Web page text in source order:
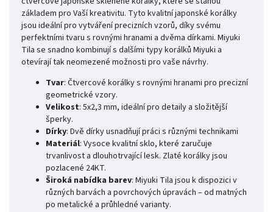
základem pro Vaší kreativitu. Tyto kvalitní japonské korálky
jsou ideální pro vytváření precizních vzorů, díky svému
perfektními tvaru s rovnými hranami a dvěma dírkami. Miyuki
Tila se snadno kombinují s dalšími typy korálků Miyuki a
otevírají tak neomezené možnosti pro vaše návrhy.
Tvar: Čtvercové korálky s rovnými hranami pro precizní
geometrické vzory.
Velikost: 5x2,3 mm, ideální pro detaily a složitější
šperky.
Dírky: Dvě dírky usnadňují práci s různými technikami
Materiál: Vysoce kvalitní sklo, které zaručuje
trvanlivost a dlouhotrvající lesk. Zlaté korálky jsou
pozlacené 24KT.
Široká nabídka barev: Miyuki Tila jsou k dispozici v
různých barvách a povrchových úpravách – od matných
po metalické a průhledné varianty.